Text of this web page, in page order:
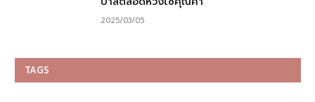
2025/03/05
TAGS